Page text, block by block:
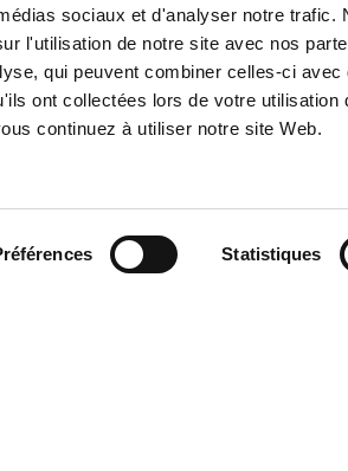
sociaux et d'analyser notre trafic.
l'utilisation de notre site avec nos
qui peuvent combiner celles-ci
ont collectées lors de votre utilisation
continuez à utiliser notre site Web.
Statistiques
extended from 60 to 120
term is due to the
contract and a following
concern dismissals which
(according to Articles 1, 2
The new rule applies to
1, 2013.